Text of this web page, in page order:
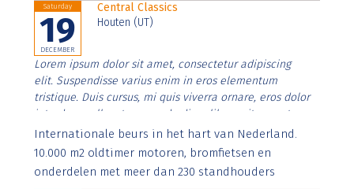
Saturday
19
DECEMBER
Central Classics
Houten (UT)
Lorem ipsum dolor sit amet, consectetur adipiscing
elit. Suspendisse varius enim in eros elementum
tristique. Duis cursus, mi quis viverra ornare, eros dolor
interdum nulla, ut commodo diam libero vitae erat.
Aenean faucibus nibh et justo cursus id rutrum lorem
imperdiet. Nunc ut sem vitae risus tristique posuere.
Internationale beurs in het hart van Nederland.
10.000 m2 oldtimer motoren, bromfietsen en
onderdelen met meer dan 230 standhouders